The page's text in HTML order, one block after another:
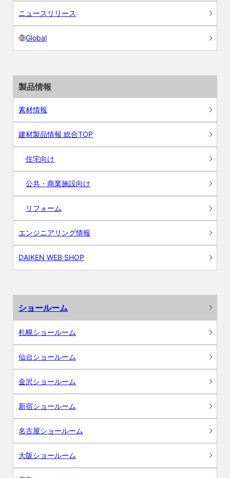
ニュースリリース
Global
製品情報
素材情報
建材製品情報 総合TOP
住宅向け
公共・商業施設向け
リフォーム
エンジニアリング情報
DAIKEN WEB SHOP
ショールーム
札幌ショールーム
仙台ショールーム
金沢ショールーム
新宿ショールーム
名古屋ショールーム
大阪ショールーム